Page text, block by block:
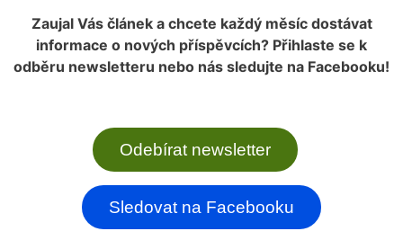
Zaujal Vás článek a chcete každý měsíc dostávat
informace o nových příspěvcích? Přihlaste se k
odběru newsletteru nebo nás sledujte na Facebooku!
Odebírat newsletter
Sledovat na Facebooku